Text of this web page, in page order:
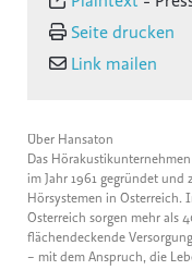
Seite drucken
Link mailen
Über Hansaton
Das
im Jahr 1961 gegründet
Hörsystemen in Österreich.
Österreich sorgen mehr als
flächendeckende
– mit dem Anspruch, die